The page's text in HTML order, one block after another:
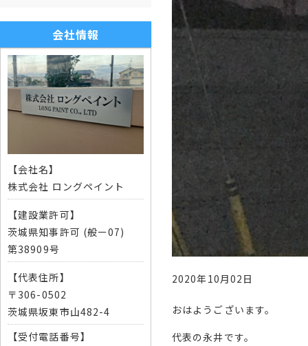
2020年10月02日
おはようございます。
代表の永井です。
会社情報
【会社名】
株式会社 ロングペイント
【建設業許可】
茨城県知事許可 (般ー07)
第38909号
【代表住所】
〒306-0502
茨城県坂東市山482-4
【受付電話番号】